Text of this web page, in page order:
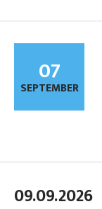
07
SEPTEMBER
09.09.2026